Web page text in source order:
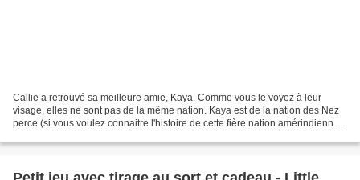
Callie a retrouvé sa meilleure amie, Kaya. Comme vous le voyez à leur
visage, elles ne sont pas de la même nation. Kaya est de la nation des Nez
perce (si vous voulez connaitre l'histoire de cette fière nation amérindienne,
perce.html...